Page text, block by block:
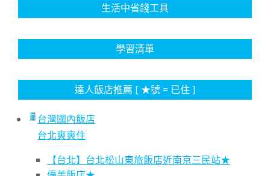
生活中省錢工具
學習清單
達人飯店推薦 [ ★號 = 已住 ]
台灣國內飯店
台北爽爽住
【台北】台北松山東旅飯店近南京三民站★